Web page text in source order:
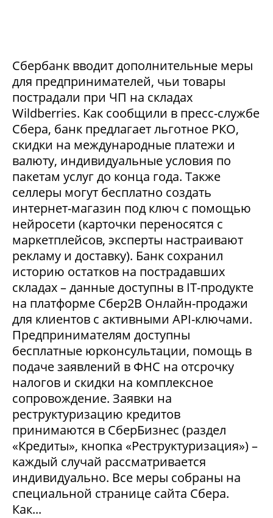
Сбербанк вводит дополнительные меры
для предпринимателей, чьи товары
пострадали при ЧП на складах
Wildberries. Как сообщили в пресс-службе
Сбера, банк предлагает льготное РКО,
скидки на международные платежи и
валюту, индивидуальные условия по
пакетам услуг до конца года. Также
селлеры могут бесплатно создать
интернет-магазин под ключ с помощью
нейросети (карточки переносятся с
маркетплейсов, эксперты настраивают
рекламу и доставку). Банк сохранил
историю остатков на пострадавших
складах – данные доступны в IT-продукте
на платформе Сбер2В Онлайн-продажи
для клиентов с активными API-ключами.
Предпринимателям доступны
бесплатные юрконсультации, помощь в
подаче заявлений в ФНС на отсрочку
налогов и скидки на комплексное
сопровождение. Заявки на
реструктуризацию кредитов
принимаются в СберБизнес (раздел
«Кредиты», кнопка «Реструктуризация») –
каждый случай рассматривается
индивидуально. Все меры собраны на
специальной странице сайта Сбера.
Как...